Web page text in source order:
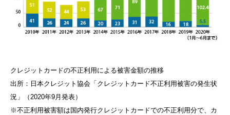
クレジットカードの不正利用による被害金額の推移
出所：日本クレジット協会「クレジットカード不正利用被害の発生状
況」（2020年9月発表）
※不正利用被害額は国内発行クレジットカードでの不正利用分で、カ